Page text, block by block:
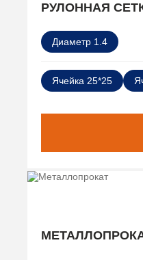
РУЛОННАЯ
Диаметр 1.4
Ячейка 25*25